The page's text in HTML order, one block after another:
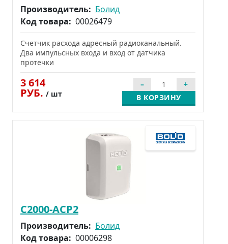
Производитель: Болид
Код товара: 00026479
Счетчик расхода адресный радиоканальный.
Два импульсных входа и вход от датчика
протечки
3 614
РУБ. / шт В КОРЗИНУ
С2000-АСР2
Производитель: Болид
Код товара: 00006298